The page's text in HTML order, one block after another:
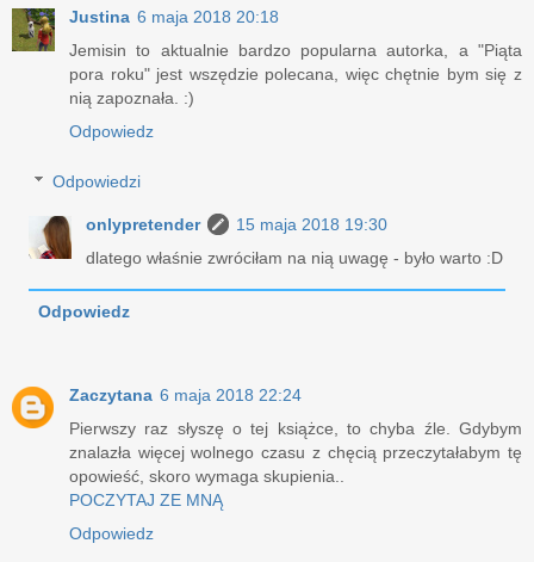
Justina 6 maja 2018 20:18
Jemisin to aktualnie bardzo popularna autorka, a "Piąta
pora roku" jest wszędzie polecana, więc chętnie bym się z
nią zapoznała. :)
Odpowiedz
Odpowiedzi
onlypretender
15 maja 2018 19:30
dlatego właśnie zwróciłam na nią uwagę - było warto :D
Odpowiedz
Zaczytana 6 maja 2018 22:24
Pierwszy raz słyszę o tej książce, to chyba źle. Gdybym
znalazła więcej wolnego czasu z chęcią przeczytałabym tę
opowieść, skoro wymaga skupienia..
POCZYTAJ ZE MNĄ
Odpowiedz